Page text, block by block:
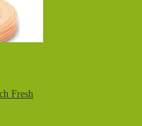
Fresh